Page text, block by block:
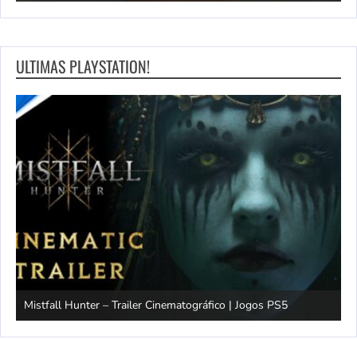
ULTIMAS PLAYSTATION!
Mistfall Hunter – Trailer Cinematográfico | Jogos PS5